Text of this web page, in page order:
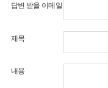
답변 받을 이메일
제목
내용